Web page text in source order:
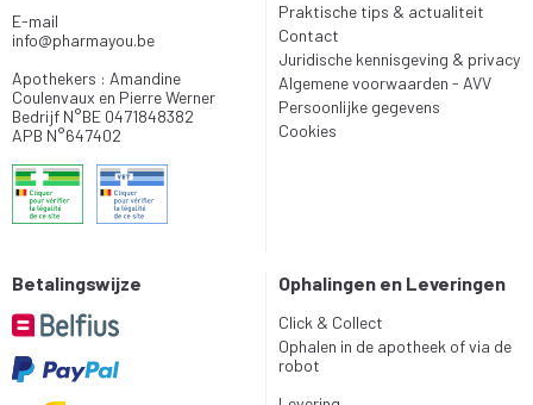
E-mail
info@pharmayou.be
Apothekers : Amandine
Coulenvaux en Pierre Werner
Bedrijf N°BE 0471848382
APB N°647402
Praktische tips & actualiteit
Contact
Juridische kennisgeving & privacy
Algemene voorwaarden - AVV
Persoonlijke gegevens
Cookies
Betalingswijze Ophalingen en Leveringen
Click & Collect
Ophalen in de apotheek of via de
robot